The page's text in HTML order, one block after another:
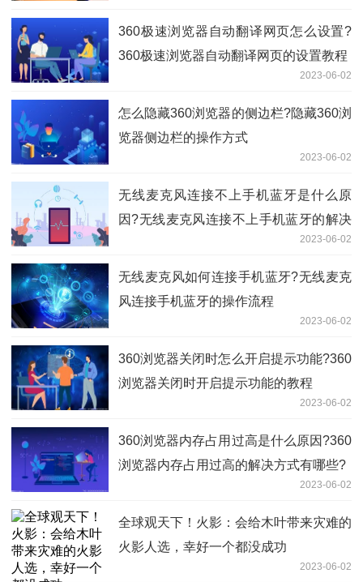
360极速浏览器自动翻译网页怎么设置?
360极速浏览器自动翻译网页的设置教程
2023-06-02
怎么隐藏360浏览器的侧边栏?隐藏360浏
览器侧边栏的操作方式
2023-06-02
无线麦克风连接不上手机蓝牙是什么原
因?无线麦克风连接不上手机蓝牙的解决
2023-06-02
无线麦克风如何连接手机蓝牙?无线麦克
风连接手机蓝牙的操作流程
2023-06-02
360浏览器关闭时怎么开启提示功能?360
浏览器关闭时开启提示功能的教程
2023-06-02
360浏览器内存占用过高是什么原因?360
浏览器内存占用过高的解决方式有哪些?
2023-06-02
全球观天下！火影：会给木叶带来灾难的
火影人选，幸好一个都没成功
2023-06-02